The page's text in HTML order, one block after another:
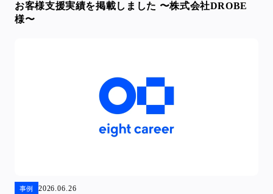
お客様支援実績を掲載しました 〜株式会社DROBE
様〜
事例 2026.06.26